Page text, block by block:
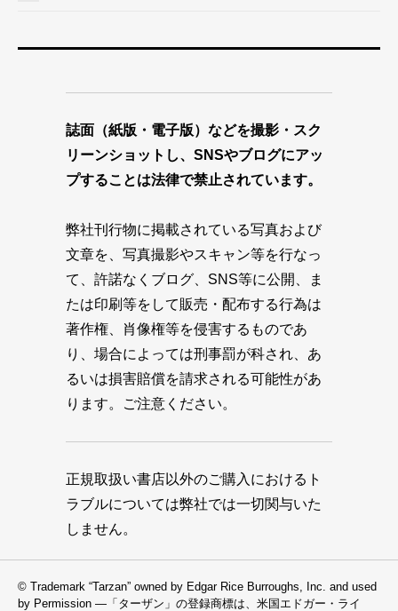
誌面（紙版・電子版）などを撮影・スク
リーンショットし、SNSやブログにアッ
プすることは法律で禁止されています。
弊社刊行物に掲載されている写真および
文章を、写真撮影やスキャン等を行なっ
て、許諾なくブログ、SNS等に公開、ま
たは印刷等をして販売・配布する行為は
著作権、肖像権等を侵害するものであ
り、場合によっては刑事罰が科され、あ
るいは損害賠償を請求される可能性があ
ります。ご注意ください。
正規取扱い書店以外のご購入におけるト
ラブルについては弊社では一切関与いた
しません。
© Trademark “Tarzan” owned by Edgar Rice Burroughs, Inc. and used
by Permission —「ターザン」の登録商標は、米国エドガー・ライ